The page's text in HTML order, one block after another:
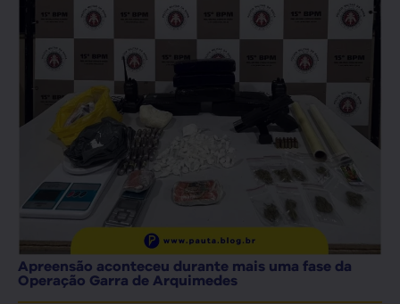
Apreensão aconteceu durante mais uma fase da
Operação Garra de Arquimedes